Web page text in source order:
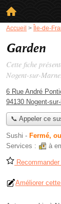
Accueil > Île-de-
Garden
Cette fiche
Nogent-sur-Marne.
6 Rue André
94130 Nogent-
📞 Appeler ce
Sushi - Fermé,
Services :
à
Améliorer